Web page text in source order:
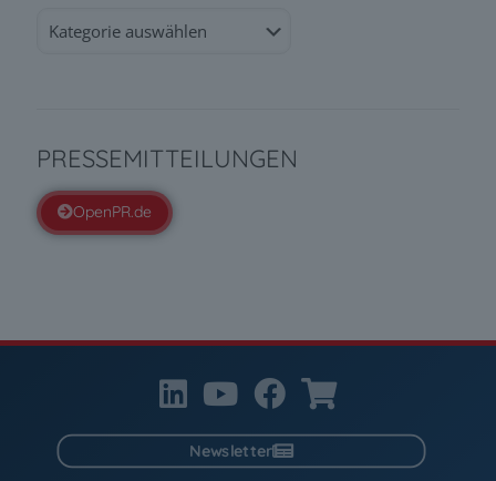
PRESSEMITTEILUNGEN
OpenPR.de
Newsletter